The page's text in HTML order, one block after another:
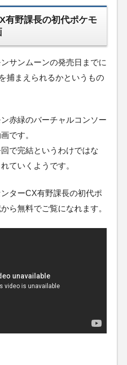
有野課長の初代ポケモ
サンムーンの発売日までに
捕まえられるかというもの
赤緑のバーチャルコンソー
です。
で完結というわけではな
ていくようです。
ターCX有野課長の初代ポ
ら無料でご覧になれます。